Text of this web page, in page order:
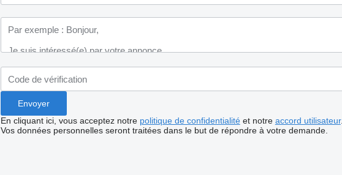
En cliquant ici, vous acceptez notre politique de confidentialitéet notre accord utilisateur.
Vos données personnelles seront traitées dans le but de répondre à votre demande.